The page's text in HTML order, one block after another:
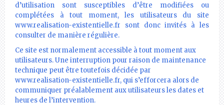
d’utilisation sont susceptibles d’être modifiées ou
complétées à tout moment, les utilisateurs du site
www.realisation-existentielle.fr sont donc invités à les
consulter de manière régulière.
Ce site est normalement accessible à tout moment aux
utilisateurs. Une interruption pour raison de maintenance
technique peut être toutefois décidée par
www.realisation-existentielle.fr, qui s’efforcera alors de
communiquer préalablement aux utilisateurs les dates et
heures de l’intervention.